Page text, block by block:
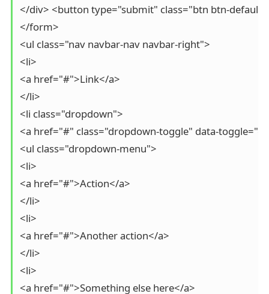
</div> <button type="submit" class="btn btn-
</form>
<ul class="nav navbar-nav navbar-right">
<li>
<a href="#">Link</a>
</li>
<li class="dropdown">
<a href="#" class="dropdown-toggle" data-
<ul class="dropdown-menu">
<li>
<a href="#">Action</a>
</li>
<li>
<a href="#">Another action</a>
</li>
<li>
<a href="#">Something else here</a>